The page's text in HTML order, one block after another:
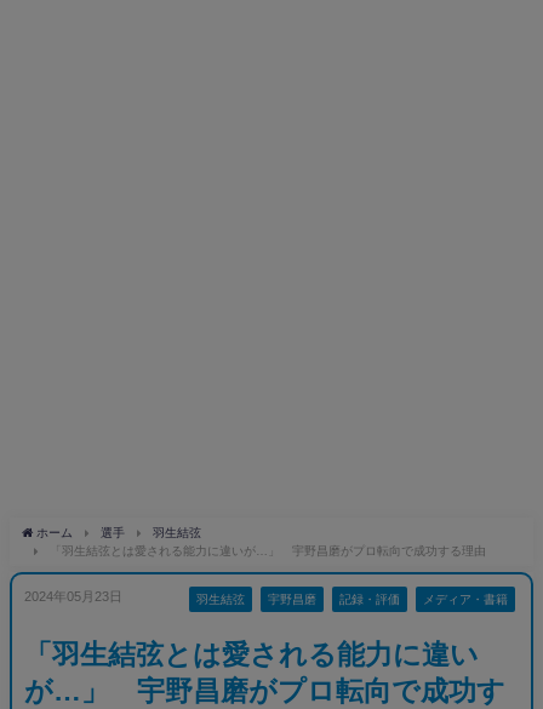
ホーム 選手
羽生結弦
「羽生結弦とは愛される能力に違いが…」 宇野昌磨がプロ転向で成功する理由
2024年05月23日 羽生結弦 宇野昌磨 記録・評価 メディア・書籍
「羽生結弦とは愛される能力に違い
が…」 宇野昌磨がプロ転向で成功す